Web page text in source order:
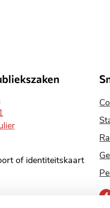
of identiteitskaart